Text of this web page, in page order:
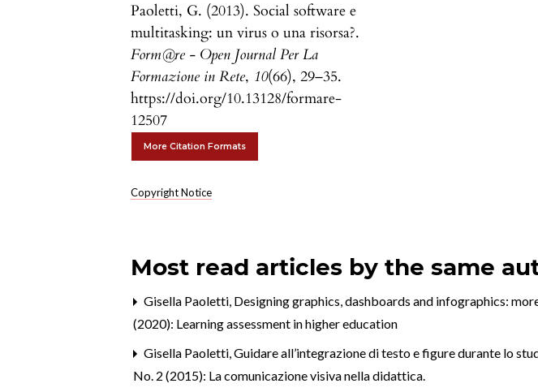
Paoletti, G. (2013). Social software e
multitasking: un virus o una risorsa?.
Form@re - Open Journal Per La
Formazione in Rete, 10(66), 29–35.
https://doi.org/10.13128/formare-
12507
More Citation Formats
Copyright Notice
Most read articles by the same
Gisella Paoletti, Designing graphics, dashboards and infographics:
(2020): Learning assessment in higher education
Gisella Paoletti,Guidare all’integrazione di testo e figure durante lo
No. 2 (2015): La comunicazione visiva nella didattica.